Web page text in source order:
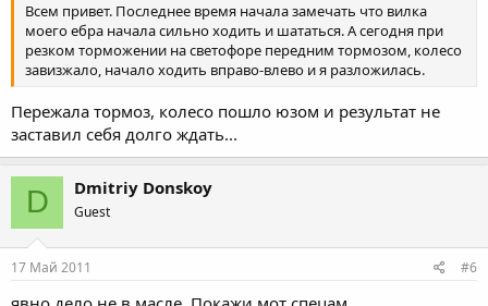
Всем привет. Последнее время начала замечать что вилка
моего ебра начала сильно ходить и шататься. А сегодня при
резком торможении на светофоре передним тормозом, колесо
завизжало, начало ходить вправо-влево и я разложилась.
Пережала тормоз, колесо пошло юзом и результат не
заставил себя долго ждать...
D Dmitriy Donskoy
Guest
17 Май 2011 #6